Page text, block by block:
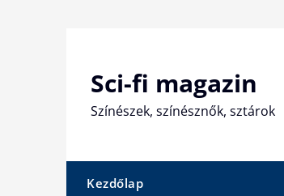
Sci-fi magazin
Színészek, színésznők, sztárok
Kezdőlap